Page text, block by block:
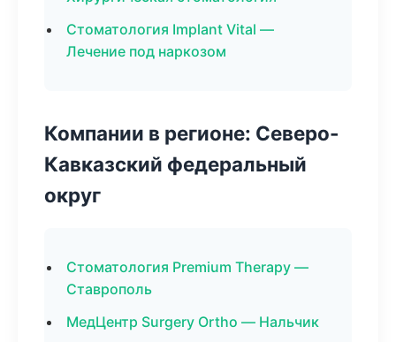
Стоматология Implant Vital —
Лечение под наркозом
Компании в регионе: Северо-
Кавказский федеральный
округ
Стоматология Premium Therapy —
Ставрополь
МедЦентр Surgery Ortho — Нальчик